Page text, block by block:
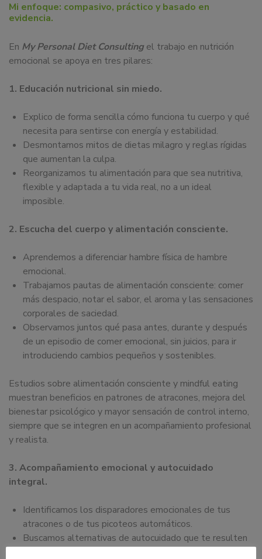
Mi enfoque: compasivo, práctico y basado en
evidencia.
En My Personal Diet Consulting el trabajo en nutrición
emocional se apoya en tres pilares:
1. Educación nutricional sin miedo.
Explico de forma sencilla cómo funciona tu cuerpo y qué
necesita para sentirse con energía y estabilidad.
Desmontamos mitos de dietas milagro y reglas rígidas
que aumentan la culpa.
Reorganizamos tu alimentación para que sea nutritiva,
flexible y adaptada a tu vida real, no a un ideal
imposible.
2. Escucha del cuerpo y alimentación consciente.
Aprendemos a diferenciar hambre física de hambre
emocional.
Trabajamos pautas de alimentación consciente: comer
más despacio, notar el sabor, el aroma y las sensaciones
corporales de saciedad.
Observamos juntos qué pasa antes, durante y después
de un episodio de comer emocional, sin juicios, para ir
introduciendo cambios pequeños y sostenibles.
Estudios sobre alimentación consciente y mindful eating
muestran beneficios en patrones de atracones, mejora del
bienestar psicológico y mayor sensación de control interno,
siempre que se integren en un acompañamiento profesional
y realista.
3. Acompañamiento emocional y autocuidado
integral.
Identificamos los disparadores emocionales de tus
atracones o de tus picoteos automáticos.
Buscamos alternativas de autocuidado que te resulten